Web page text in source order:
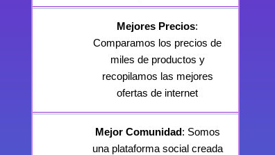
Mejores Precios:
Comparamos los precios de
miles de productos y
recopilamos las mejores
ofertas de internet
Mejor Comunidad: Somos
una plataforma social creada